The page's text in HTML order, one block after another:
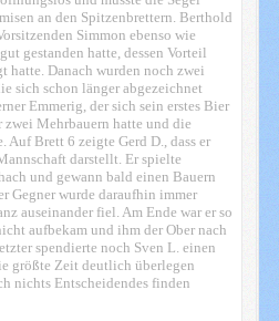
an den Spitzenbrettern. Berthold
Simmon ebenso wie
gestanden hatte, dessen Vorteil
hatte. Danach wurden noch zwei
sich schon länger abgezeichnet
Emmerig, der sich sein erstes Bier
zwei Mehrbauern hatte und die
Auf Brett 6 zeigte Gerd D., dass er
darstellt. Er spielte
und gewann bald einen Bauern
Gegner wurde daraufhin immer
auseinander fiel. Am Ende war er so
aufbekam und ihm der Ober nach
spendierte noch Sven L. einen
größte Zeit deutlich überlegen
nichts Entscheidendes finden